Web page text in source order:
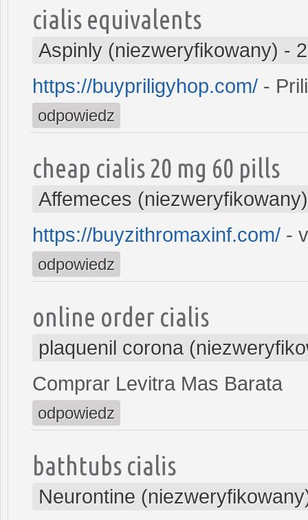
cialis equivalents
Aspinly (niezweryfikowany) -
https://buypriligyhop.com/ -
odpowiedz
cheap cialis 20 mg 60 pills
Affemeces (niezweryfikowany)
https://buyzithromaxinf.com/ -
odpowiedz
online order cialis
plaquenil corona
Comprar Levitra Mas Barata
odpowiedz
bathtubs cialis
Neurontine